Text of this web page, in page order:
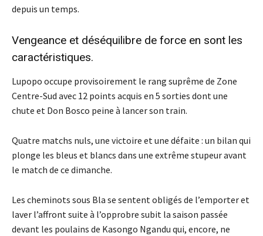
depuis un temps.
Vengeance et déséquilibre de force en sont les
caractéristiques.
Lupopo occupe provisoirement le rang suprême de Zone
Centre-Sud avec 12 points acquis en 5 sorties dont une
chute et Don Bosco peine à lancer son train.
Quatre matchs nuls, une victoire et une défaite : un bilan qui
plonge les bleus et blancs dans une extrême stupeur avant
le match de ce dimanche.
Les cheminots sous Bla se sentent obligés de l’emporter et
laver l’affront suite à l’opprobre subit la saison passée
devant les poulains de Kasongo Ngandu qui, encore, ne